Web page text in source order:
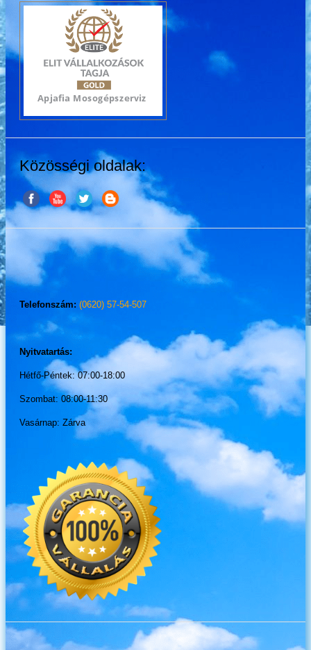
Közösségi oldalak:
Telefonszám: (0620) 57-54-507
Nyitvatartás:
Hétfő-Péntek: 07:00-18:00
Szombat: 08:00-11:30
Vasárnap: Zárva